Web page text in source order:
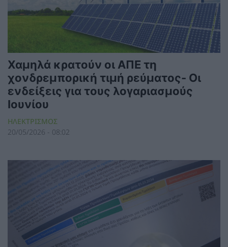
Χαμηλά κρατούν οι ΑΠΕ τη
χονδρεμπορική τιμή ρεύματος- Οι
ενδείξεις για τους λογαριασμούς
Ιουνίου
ΗΛΕΚΤΡΙΣΜΟΣ
20/05/2026 - 08:02